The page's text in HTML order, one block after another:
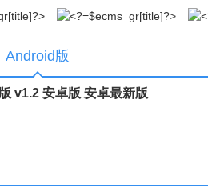
Android版
v1.2 安卓版 安卓最新版